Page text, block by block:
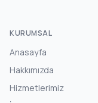
KURUMSAL
Anasayfa
Hakkımızda
Hizmetlerimiz